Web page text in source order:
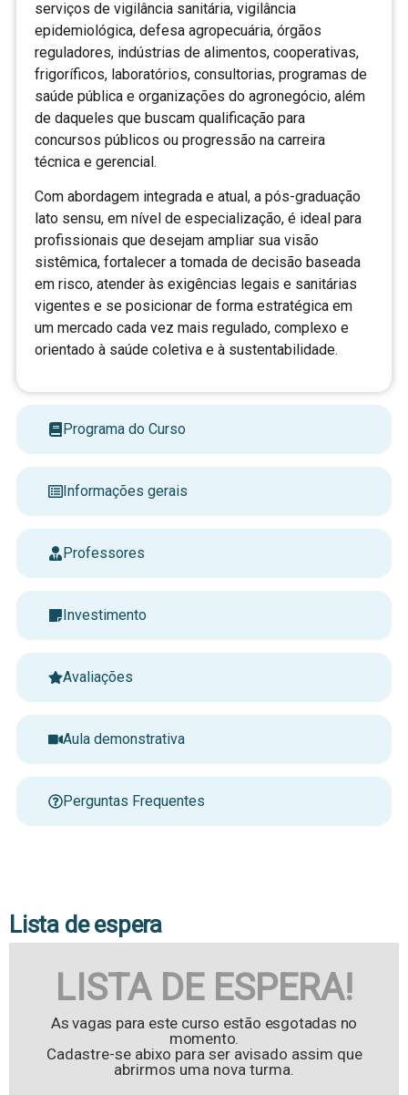
Programa do Curso
Informações gerais
Professores
Investimento
Avaliações
Aula demonstrativa
Perguntas Frequentes
serviços de vigilância sanitária, vigilância
epidemiológica, defesa agropecuária, órgãos
reguladores, indústrias de alimentos, cooperativas,
frigoríficos, laboratórios, consultorias, programas de
saúde pública e organizações do agronegócio, além
de daqueles que buscam qualificação para
concursos públicos ou progressão na carreira
técnica e gerencial.
Com abordagem integrada e atual, a pós-graduação
lato sensu, em nível de especialização, é ideal para
profissionais que desejam ampliar sua visão
sistêmica, fortalecer a tomada de decisão baseada
em risco, atender às exigências legais e sanitárias
vigentes e se posicionar de forma estratégica em
um mercado cada vez mais regulado, complexo e
orientado à saúde coletiva e à sustentabilidade.
Lista de espera
LISTA DE ESPERA!
As vagas para este curso estão esgotadas no
momento.
Cadastre-se abixo para ser avisado assim que
abrirmos uma nova turma.